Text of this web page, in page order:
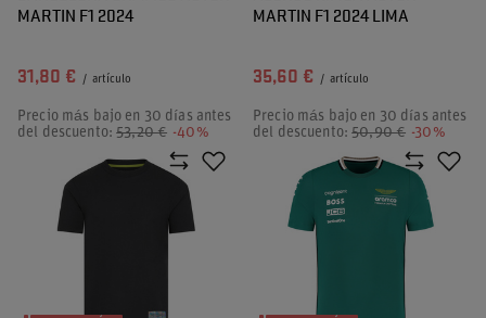
MARTIN F1 2024
31,80 € / artículo
Precio más bajo en 30 días antes
del descuento:53,20 € -40%
MARTIN F1 2024 LIMA
35,60 € / artículo
Precio más bajo en 30 días antes
del descuento:50,90 € -30%